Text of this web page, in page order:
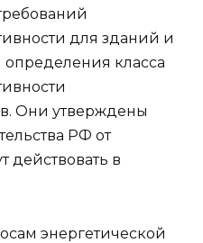
для зданий и
класса
Они утверждены
РФ от
действовать в
энергетической